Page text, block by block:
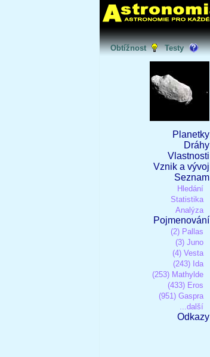
Obtížnost Testy
Planetky
Dráhy
Vlastnosti
Vznik a vývoj
Seznam
Hledání
Statistika
Analýza
Pojmenování
(2) Pallas
(3) Juno
(4) Vesta
(243) Ida
(253) Mathylde
(433) Eros
(951) Gaspra
...další
Odkazy